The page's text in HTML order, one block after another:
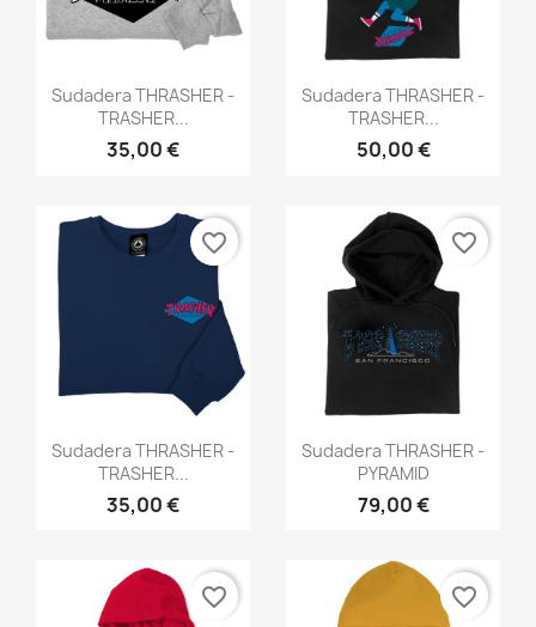
Vista rápida
Sudadera THRASHER -
TRASHER...
35,00 €
Vista rápida
Sudadera THRASHER -
TRASHER...
50,00 €
Vista rápida
Sudadera THRASHER -
TRASHER...
35,00 €
favorite_border
Vista rápida
Sudadera THRASHER -
PYRAMID
79,00 €
favorite_border
favorite_border favorite_border